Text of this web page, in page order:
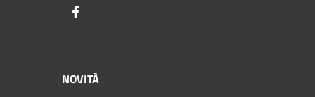
NOVITÀ